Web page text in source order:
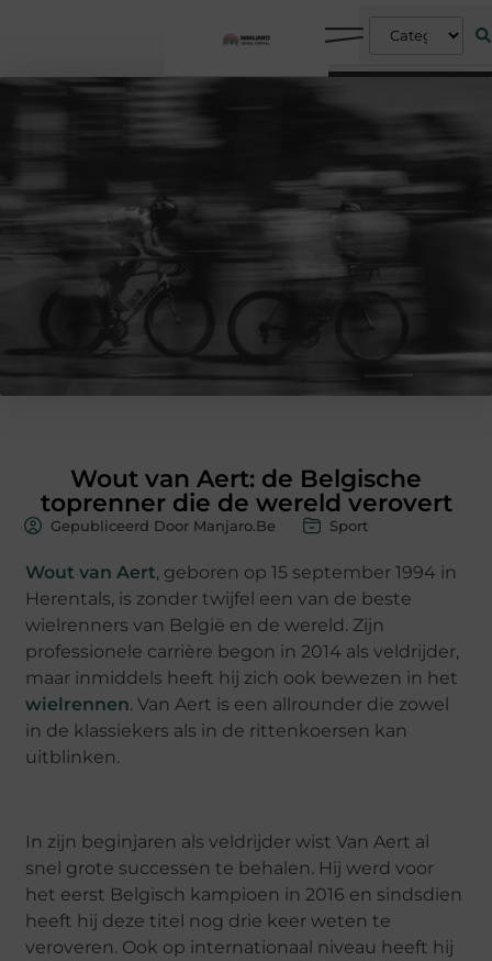
Wout van Aert: de Belgische
toprenner die de wereld verovert
Gepubliceerd Door Manjaro.be Sport
Wout van Aert, geboren op 15 september 1994 in
Herentals, is zonder twijfel een van de beste
wielrenners van België en de wereld. Zijn
professionele carrière begon in 2014 als veldrijder,
maar inmiddels heeft hij zich ook bewezen in het
wielrennen. Van Aert is een allrounder die zowel
in de klassiekers als in de rittenkoersen kan
uitblinken.
In zijn beginjaren als veldrijder wist Van Aert al
snel grote successen te behalen. Hij werd voor
het eerst Belgisch kampioen in 2016 en sindsdien
heeft hij deze titel nog drie keer weten te
veroveren. Ook op internationaal niveau heeft hij